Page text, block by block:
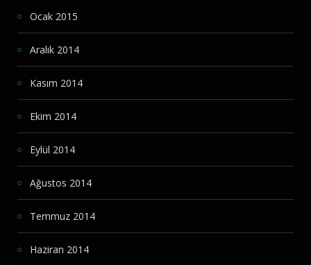
Ocak 2015
Aralık 2014
Kasım 2014
Ekim 2014
Eylül 2014
Ağustos 2014
Temmuz 2014
Haziran 2014